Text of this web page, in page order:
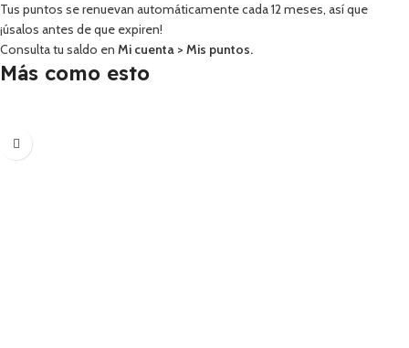
Tus puntos se renuevan automáticamente cada 12 meses, así que
¡úsalos antes de que expiren!
Consulta tu saldo en Mi cuenta > Mis puntos.
Más como esto